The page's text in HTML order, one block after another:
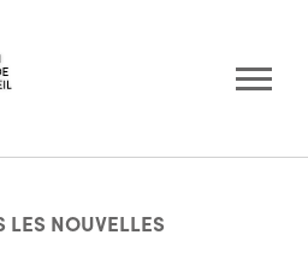
LES NOUVELLES